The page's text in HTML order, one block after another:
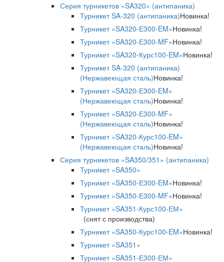
Серия турникетов «SA320» (антипаника)
Турникет SA-320 (антипаника)Новинка!
Турникет «SA320-Е300-EM»Новинка!
Турникет «SA320-Е300-MF»Новинка!
Турникет «SA320-Курс100-EM»Новинка!
Турникет SA-320 (антипаника)
(Нержавеющая сталь)Новинка!
Турникет «SA320-Е300-EM»
(Нержавеющая сталь)Новинка!
Турникет «SA320-Е300-MF»
(Нержавеющая сталь)Новинка!
Турникет «SA320-Курс100-EM»
(Нержавеющая сталь)Новинка!
Серия турникетов «SA350/351» (антипаника)
Турникет «SA350»
Турникет «SA350-Е300-EM»Новинка!
Турникет «SA350-Е300-MF»Новинка!
Турникет «SA351-Курс100-ЕМ»
(снят с производства)
Турникет «SA350-Курс100-EM»Новинка!
Турникет «SA351»
Турникет «SA351-Е300-ЕМ»